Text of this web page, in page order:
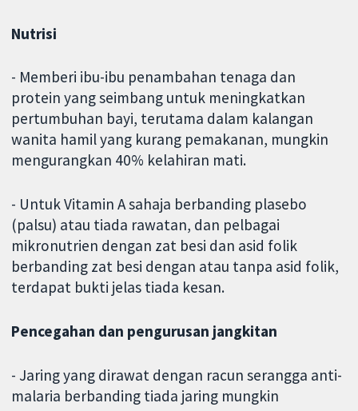
Nutrisi
- Memberi ibu-ibu penambahan tenaga dan
protein yang seimbang untuk meningkatkan
pertumbuhan bayi, terutama dalam kalangan
wanita hamil yang kurang pemakanan, mungkin
mengurangkan 40% kelahiran mati.
- Untuk Vitamin A sahaja berbanding plasebo
(palsu) atau tiada rawatan, dan pelbagai
mikronutrien dengan zat besi dan asid folik
berbanding zat besi dengan atau tanpa asid folik,
terdapat bukti jelas tiada kesan.
Pencegahan dan pengurusan jangkitan
- Jaring yang dirawat dengan racun serangga anti-
malaria berbanding tiada jaring mungkin